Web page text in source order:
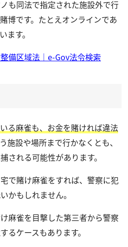
も同法で指定された施設外で行
博です。たとえオンラインであ
ます。
備区域法｜e-Gov法令検索
る麻雀も、お金を賭ければ違法
施設や場所まで行かなくとも、
される可能性があります。
で賭け麻雀をすれば、警察に犯
かもしれません。
麻雀を目撃した第三者から警察
るケースもあります。